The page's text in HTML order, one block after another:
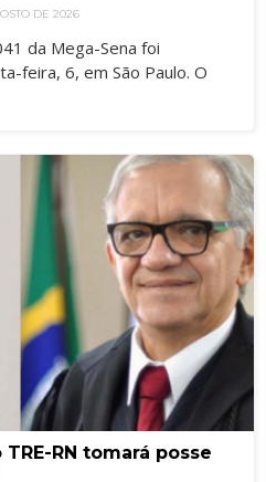
DE 2026
da Mega-Sena foi
feira, 6, em São Paulo. O
RN tomará posse